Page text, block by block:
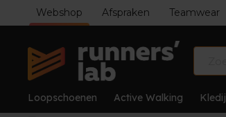
Webshop Afspraken Teamwear
Loopschoenen Active Walking Kledij